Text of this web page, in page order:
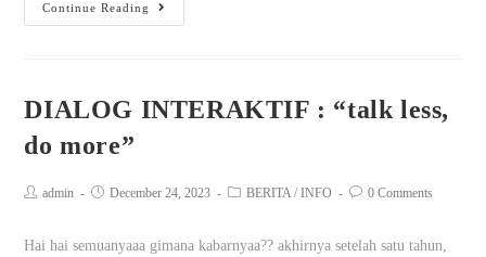
Continue Reading
DIALOG INTERAKTIF : “talk less,
do more”
admin December 24, 2023 BERITA / INFO 0 Comments
Hai hai semuanyaaa gimana kabarnyaa?? akhirnya setelah satu tahun,